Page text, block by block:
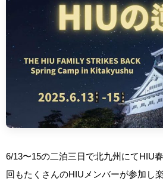
6/13〜15の二泊三日で北九州にてHIU
回もたくさんのHIUメンバーが参加し